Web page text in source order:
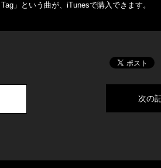
」という曲が、iTunesで購入できます。
次の